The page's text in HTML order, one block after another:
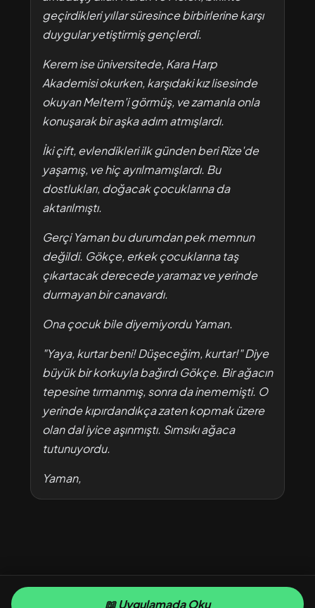
geçirdikleri yıllar süresince birbirlerine karşı
duygular yetiştirmiş gençlerdi.
Kerem ise üniversitede, Kara Harp
Akademisi okurken, karşıdaki kız lisesinde
okuyan Meltem'i görmüş, ve zamanla onla
konuşarak bir aşka adım atmışlardı.
İki çift, evlendikleri ilk günden beri Rize'de
yaşamış, ve hiç ayrılmamışlardı. Bu
dostlukları, doğacak çocuklarına da
aktarılmıştı.
Gerçi Yaman bu durumdan pek memnun
değildi. Gökçe, erkek çocuklarına taş
çıkartacak derecede yaramaz ve yerinde
durmayan bir canavardı.
Ona çocuk bile diyemiyordu Yaman.
"Yaya, kurtar beni! Düşeceğim, kurtar!" Diye
büyük bir korkuyla bağırdı Gökçe. Bir ağacın
tepesine tırmanmış, sonra da inememişti. O
yerinde kıpırdandıkça zaten kopmak üzere
olan dal iyice aşınmıştı. Sımsıkı ağaca
tutunuyordu.
Yaman,
📖 Uygulamada Oku